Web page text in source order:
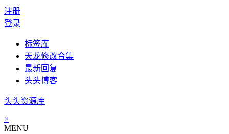
注册
登录
标签库
天龙修改合集
最新回复
头头博客
头头资源库
×
MENU